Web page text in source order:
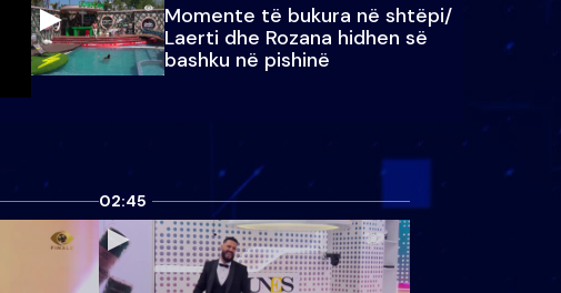
Momente të bukura në shtëpi/
Laerti dhe Rozana hidhen së
bashku në pishinë
02:45